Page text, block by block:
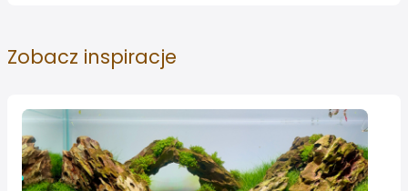
Zobacz inspiracje